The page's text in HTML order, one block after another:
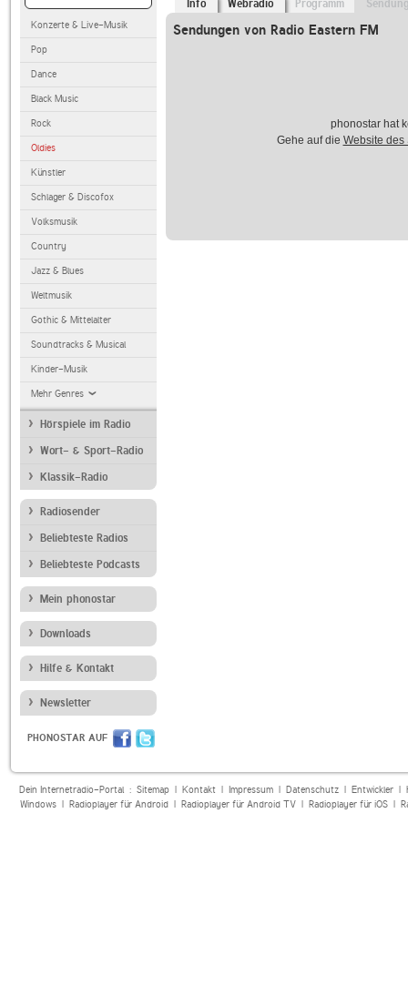
Konzerte & Live-Musik
Pop
Dance
Black Music
Rock
Oldies
Künstler
Schlager & Discofox
Volksmusik
Country
Jazz & Blues
Weltmusik
Gothic & Mittelalter
Soundtracks & Musical
Kinder-Musik
Mehr Genres
Hörspiele im Radio
Wort- & Sport-Radio
Klassik-Radio
Radiosender
Beliebteste Radios
Beliebteste Podcasts
Mein phonostar
Downloads
Hilfe & Kontakt
Newsletter
PHONOSTAR AUF
Info Webradio Programm
Sendungen von Radio Eastern FM
phonostar hat
Gehe auf die Website des
Dein Internetradio-Portal : Sitemap| Kontakt| Impressum| Datenschutz| Entwickler|
Windows| Radioplayer für Android| Radioplayer für Android TV| Radioplayer für iOS|